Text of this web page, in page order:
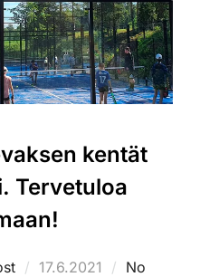
kentät
Tervetuloa
Posted
17.6.2021
No